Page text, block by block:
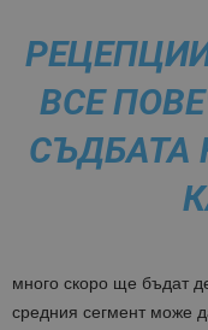
ВСЕ
СЪДБАТА
много скоро ще бъдат
средния сегмент може